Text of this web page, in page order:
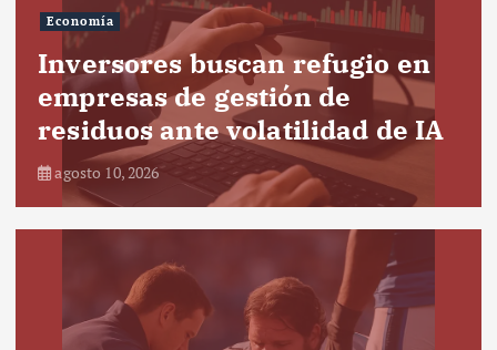
Economía
Inversores buscan refugio en
empresas de gestión de
residuos ante volatilidad de IA
agosto 10, 2026